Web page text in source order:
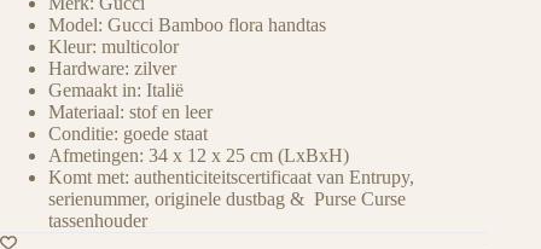
Model: Gucci Bamboo flora handtas
Kleur: multicolor
Hardware: zilver
Gemaakt in: Italië
Materiaal: stof en leer
Conditie: goede staat
Afmetingen: 34 x 12 x 25 cm (LxBxH)
Komt met: authenticiteitscertificaat van Entrupy,
serienummer, originele dustbag & Purse Curse
tassenhouder